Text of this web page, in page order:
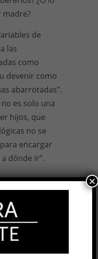
madre?
de
las
como
devenir como
abarrotadas”.
es solo una
hijos, que
no se
encargar
dónde ir”.
por
recientemente
encuesta
maternidad.
×